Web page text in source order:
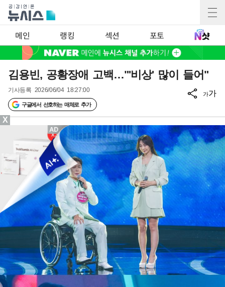
메인 랭킹 섹션 포토
김용빈, 공황장애 고백…"'비상' 많이 들어"
기사등록 2026/06/04 18:27:00
구글에서 선호하는 매체로 추가
가가
X